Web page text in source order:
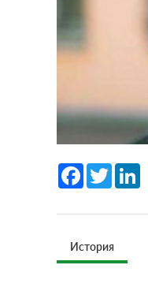
Facebook
Twitter
История